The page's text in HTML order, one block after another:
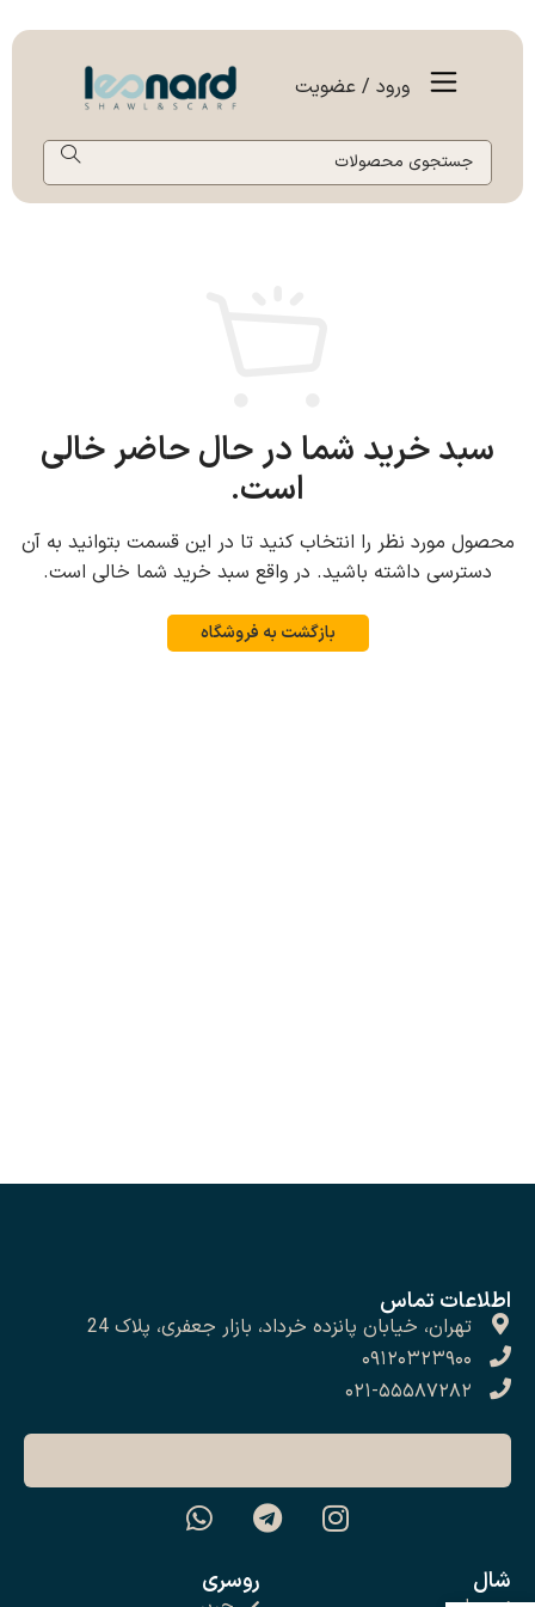
ورود / عضویت
سبد خرید شما در حال حاضر خالی
است.
محصول مورد نظر را انتخاب کنید تا در این قسمت بتوانید به آن
دسترسی داشته باشید. در واقع سبد خرید شما خالی است.
بازگشت به فروشگاه
شال روسری
اطلاعات تماس
تهران، خیابان پانزده خرداد، بازار جعفری، پلاک 24
۰۹۱۲۰۳۲۳۹۰۰
۰۲۱-۵۵۵۸۷۲۸۲